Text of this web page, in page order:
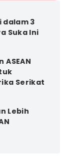
dalam 3
Suka Ini
ASEAN
Serikat
Lebih